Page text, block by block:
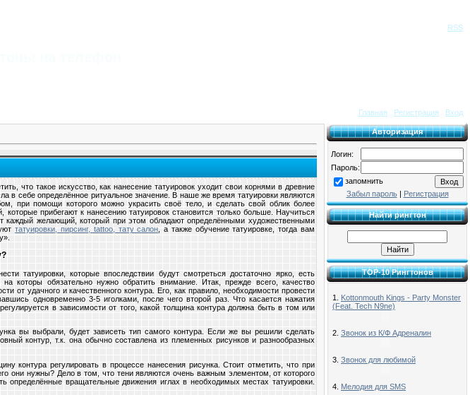
RSS
на телефон
Главная Регистрация Вход
что такое искусство, как нанесение татуировок уходит свои корнями в древние
в себе определённое ритуальное значение. В наше же время татуировки являются
при помощи которого можно украсить своё тело, и сделать свой облик более
прибегают к нанесению татуировок становится только больше. Научиться
каждый желающий, который при этом обладают определёнными художественными
татуировки, пирсинг, tattoo, тату салон , а также обучение татуировке, тогда вам
татуировки, которые впоследствии будут смотреться достаточно ярко, есть
которы обязательно нужно обратить внимание. Итак, прежде всего, качество
от удачного и качественного контура. Его, как правило, необходимости провести
одновременно 3-5 иголками, после чего второй раз. Что касается нажатия
в зависимости от того, какой толщина контура должна быть в том или
вы выбрали, будет зависеть тип самого контура. Если же вы решили сделать
контур, т.к. она обычно составлена из племенных рисунков и разнообразных
контура регулировать в процессе нанесения рисунка. Стоит отметить, что при
они нужны? Дело в том, что тени являются очень важным элементом, от которого
определённые вращательные движения иглах в необходимых местах татуировки.
Авторизация
Логин:
Пароль:
запомнить
Забыл пароль| Регистрация
Найти рингтон
TOP-10 Рингтонов
1. Kottonmouth Kings - Party Monster
(Feat. Tech N9ne)
2. Звонок из К/Ф Адреналин
3. Звонок для любимой
4. Мелодия для SMS